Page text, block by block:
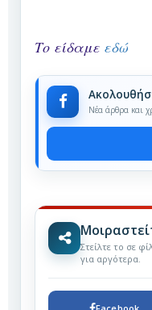
Το είδαμε εδώ
Νέα άρθρα και
Στείλτε το σε
για αργότερα.